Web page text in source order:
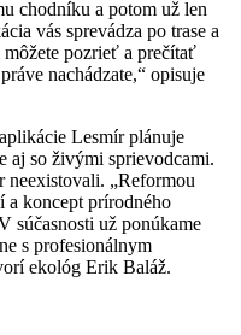
chodníku a potom už len
vás sprevádza po trase a
môžete pozrieť a prečítať
nachádzate,“ opisuje
Lesmír plánuje
so živými sprievodcami.
neexistovali. „Reformou
a koncept prírodného
súčasnosti už ponúkame
s profesionálnym
ekológ Erik Baláž.